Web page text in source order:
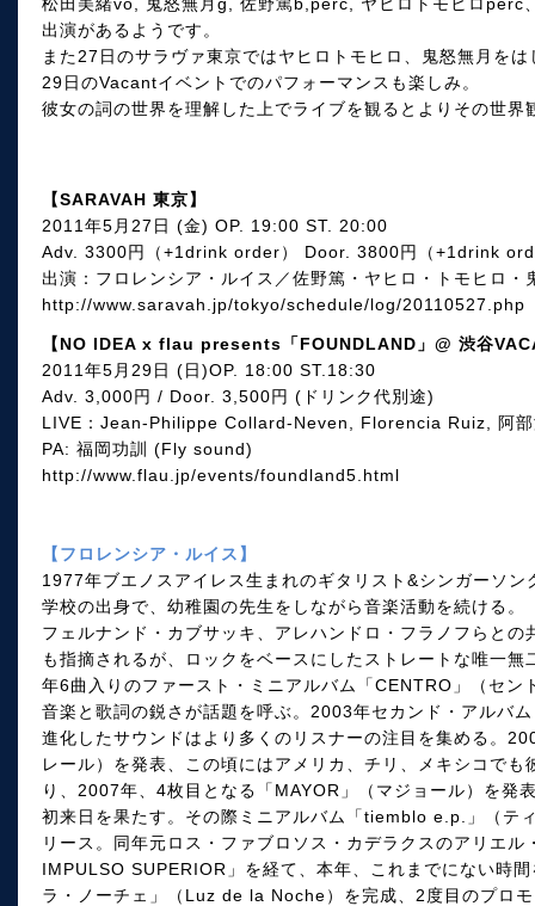
出演があるようです。
また27日のサラヴァ東京ではヤヒロトモヒロ、鬼怒無月を
29日のVacantイベントでのパフォーマンスも楽しみ。
彼女の詞の世界を理解した上でライブを観るとよりその世界
【SARAVAH 東京】
2011年5月27日 (金) OP. 19:00 ST. 20:00
Adv. 3300円（+1drink order） Door. 3800円（+1drink
出演：フロレンシア・ルイス／佐野篤・ヤヒロ・トモヒロ・
http://www.saravah.jp/tokyo/schedule/log/20110527.php
【NO IDEA x flau presents「FOUNDLAND」@ 渋谷
2011年5月29日 (日)OP. 18:00 ST.18:30
Adv. 3,000円 / Door. 3,500円 (ドリンク代別途)
LIVE：Jean-Philippe Collard-Neven, Florencia Ruiz, 阿部
PA: 福岡功訓 (Fly sound)
http://www.flau.jp/events/foundland5.html
【フロレンシア・ルイス】
1977年ブエノスアイレス生まれのギタリスト&シンガーソ
学校の出身で、幼稚園の先生をしながら音楽活動を続ける。
フェルナンド・カブサッキ、アレハンドロ・フラノフらと
も指摘されるが、ロックをベースにしたストレートな唯一
年6曲入りのファースト・ミニアルバム「CENTRO」（セン
音楽と歌詞の鋭さが話題を呼ぶ。2003年セカンド・アルバ
進化したサウンドはより多くのリスナーの注目を集める。
レール）を発表、この頃にはアメリカ、チリ、メキシコで
り、2007年、4枚目となる「MAYOR」（マジョール）を発
初来日を果たす。その際ミニアルバム「tiemblo e.p.」（テ
リース。同年元ロス・ファブロソス・カデラクスのアリエ
IMPULSO SUPERIOR」を経て、本年、これまでにない時
ラ・ノーチェ」（Luz de la Noche）を完成、2度目のプロ